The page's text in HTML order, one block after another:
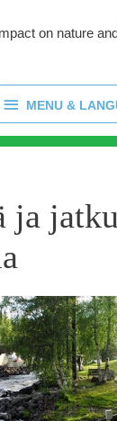
on nature
MENU
&
MENU &
ja